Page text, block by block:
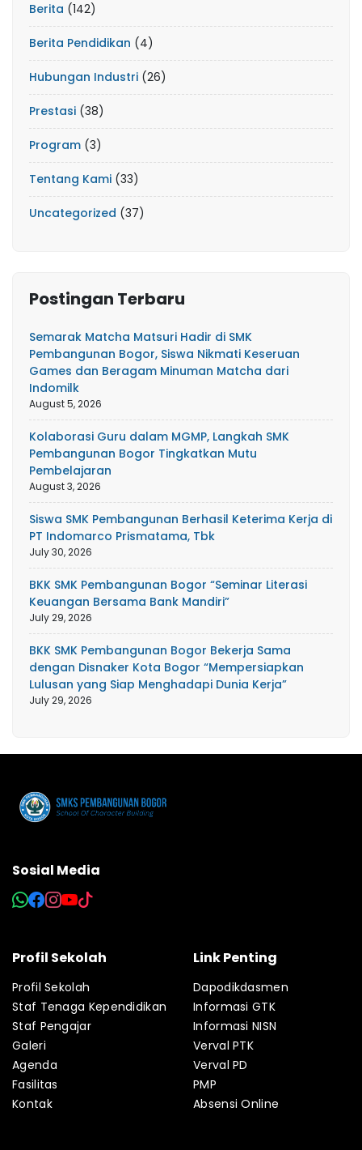
Berita (142)
Berita Pendidikan (4)
Hubungan Industri (26)
Prestasi (38)
Program (3)
Tentang Kami (33)
Uncategorized (37)
Postingan Terbaru
Semarak Matcha Matsuri Hadir di SMK
Pembangunan Bogor, Siswa Nikmati Keseruan
Games dan Beragam Minuman Matcha dari
Indomilk
August 5, 2026
Kolaborasi Guru dalam MGMP, Langkah SMK
Pembangunan Bogor Tingkatkan Mutu
Pembelajaran
August 3, 2026
Siswa SMK Pembangunan Berhasil Keterima Kerja di
PT Indomarco Prismatama, Tbk
July 30, 2026
BKK SMK Pembangunan Bogor “Seminar Literasi
Keuangan Bersama Bank Mandiri”
July 29, 2026
BKK SMK Pembangunan Bogor Bekerja Sama
dengan Disnaker Kota Bogor “Mempersiapkan
Lulusan yang Siap Menghadapi Dunia Kerja”
July 29, 2026
Sosial Media
Profil Sekolah
Profil Sekolah
Staf Tenaga Kependidikan
Staf Pengajar
Galeri
Agenda
Fasilitas
Kontak
Link Penting
Dapodikdasmen
Informasi GTK
Informasi NISN
Verval PTK
Verval PD
PMP
Absensi Online